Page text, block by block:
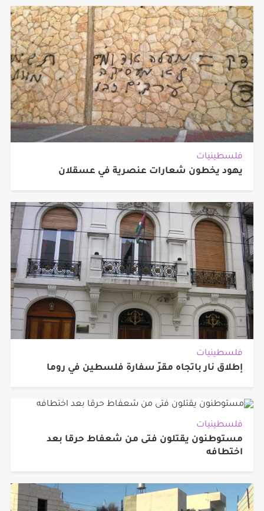
فلسطينيات
يهود يخطون شعارات عنصرية في عسقلان
فلسطينيات
إطلاق نار باتجاه مقرّ سفارة فلسطين في روما
فلسطينيات
مستوطنون يقتلون فتى من شعفاط حرقا بعد
اختطافه